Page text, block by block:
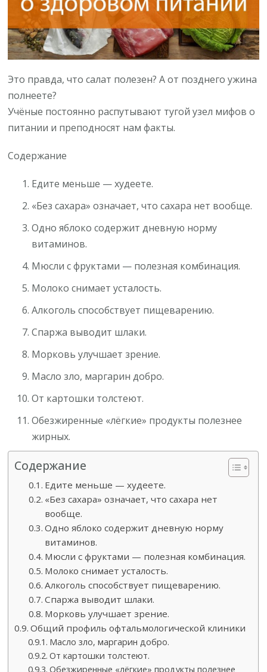
Это правда, что салат полезен? А от позднего ужина
полнеете?
Учёные постоянно распутывают тугой узел мифов о
питании и преподносят нам факты.
Содержание
Едите меньше — худеете.
«Без сахара» означает, что сахара нет вообще.
Одно яблоко содержит дневную норму
витаминов.
Мюсли с фруктами — полезная комбинация.
Молоко снимает усталость.
Алкоголь способствует пищеварению.
Спаржа выводит шлаки.
Морковь улучшает зрение.
Масло зло, маргарин добро.
От картошки толстеют.
Обезжиренные «лёгкие» продукты полезнее
жирных.
Содержание
Едите меньше — худеете.
«Без сахара» означает, что сахара нет
вообще.
Одно яблоко содержит дневную норму
витаминов.
Мюсли с фруктами — полезная комбинация.
Молоко снимает усталость.
Алкоголь способствует пищеварению.
Спаржа выводит шлаки.
Морковь улучшает зрение.
Общий профиль офтальмологической клиники
Масло зло, маргарин добро.
От картошки толстеют.
Обезжиренные «лёгкие» продукты полезнее